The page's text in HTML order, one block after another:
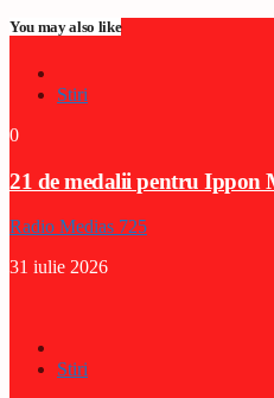
You may also like
Stiri
0
21 de medalii pentru Ippon
Radio Medias 725
31 iulie 2026
Stiri